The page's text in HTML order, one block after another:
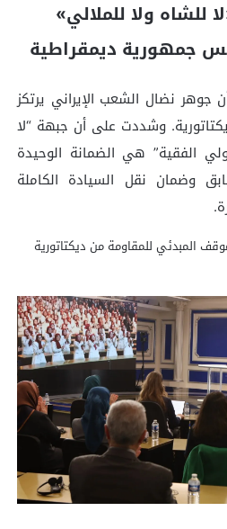
ولا للملالي»
جمهورية ديمقراطية
نضال الشعب الإيراني يرتكز
وشددت على أن جبهة “لا
الفقیة” هي الضمانة الوحيدة
وضمان نقل السيادة الكاملة
| أبريل 2026 – الموقف المبدئي للمقاومة من ديكتاتورية